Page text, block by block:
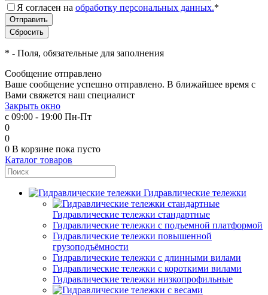
Я согласен на обработку персональных данных.*
* - Поля, обязательные для заполнения
Сообщение отправлено
Ваше сообщение успешно отправлено. В ближайшее время с
Вами свяжется наш специалист
Закрыть окно
с 09:00 - 19:00 Пн-Пт
0
0
0 В корзине пока пусто
Каталог товаров
Гидравлические тележки
Гидравлические тележки стандартные
Гидравлические тележки с подъемной платформой
Гидравлические тележки повышенной
грузоподъёмности
Гидравлические тележки с длинными вилами
Гидравлические тележки с короткими вилами
Гидравлические тележки низкопрофильные